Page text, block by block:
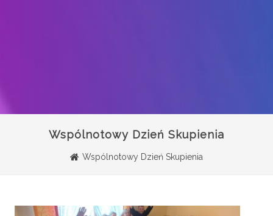
Wspólnotowy Dzień Skupienia
Wspólnotowy Dzień Skupienia